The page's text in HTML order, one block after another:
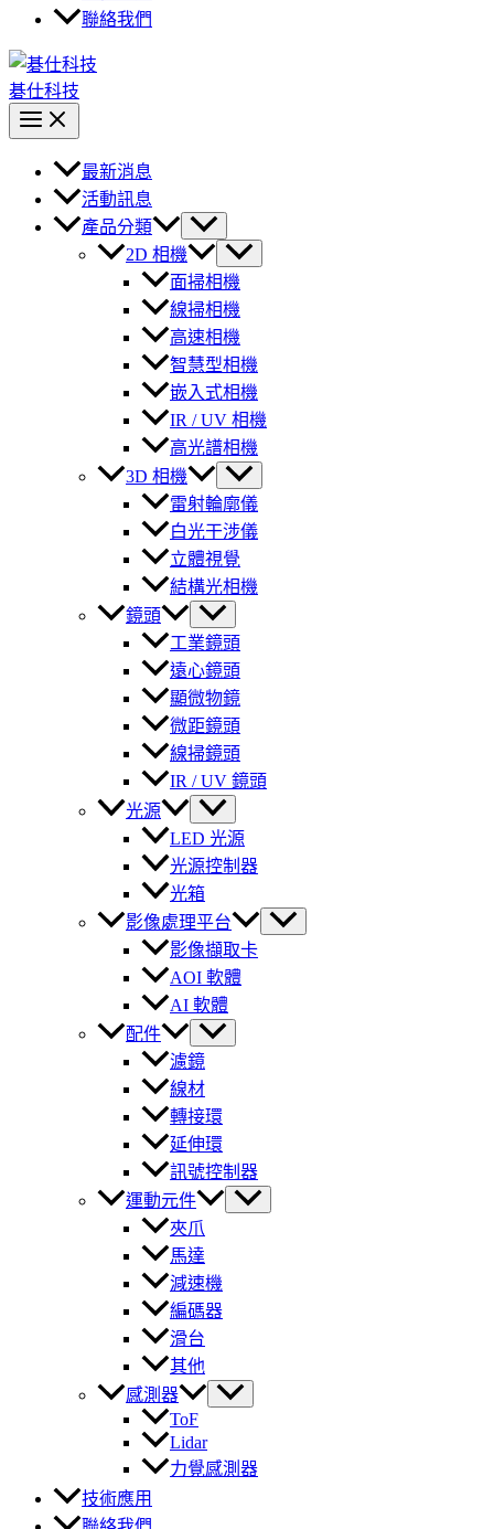
聯絡我們
碁仕科技
最新消息
活動訊息
產品分類
2D 相機
面掃相機
線掃相機
高速相機
智慧型相機
嵌入式相機
IR / UV 相機
高光譜相機
3D 相機
雷射輪廓儀
白光干涉儀
立體視覺
結構光相機
鏡頭
工業鏡頭
遠心鏡頭
顯微物鏡
微距鏡頭
線掃鏡頭
IR / UV 鏡頭
光源
LED 光源
光源控制器
光箱
影像處理平台
影像擷取卡
AOI 軟體
AI 軟體
配件
濾鏡
線材
轉接環
延伸環
訊號控制器
運動元件
夾爪
馬達
減速機
編碼器
滑台
其他
感測器
ToF
Lidar
力覺感測器
技術應用